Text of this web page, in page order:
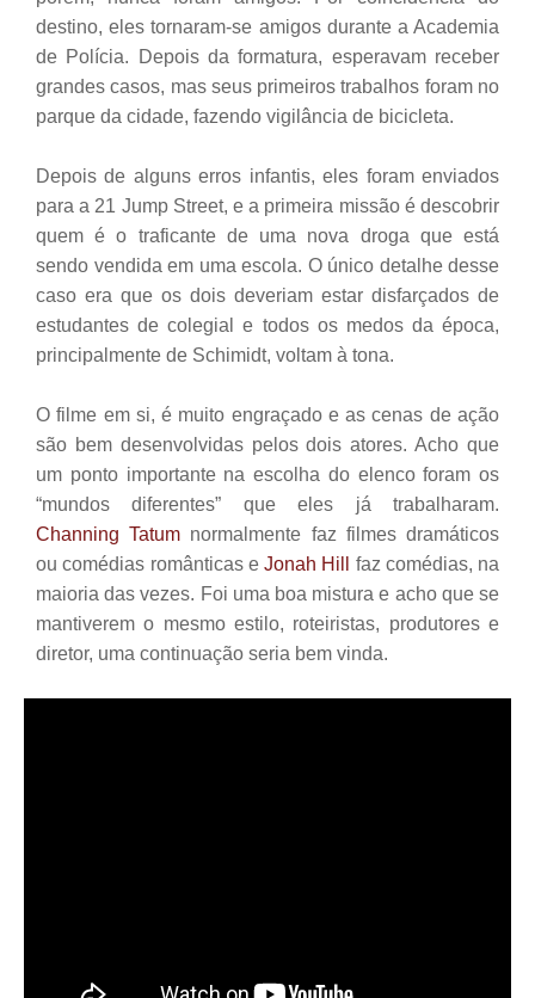
destino, eles tornaram-se amigos durante a Academia
de Polícia. Depois da formatura, esperavam receber
grandes casos, mas seus primeiros trabalhos foram no
parque da cidade, fazendo vigilância de bicicleta.
Depois de alguns erros infantis, eles foram enviados
para a 21 Jump Street, e a primeira missão é descobrir
quem é o traficante de uma nova droga que está
sendo vendida em uma escola. O único detalhe desse
caso era que os dois deveriam estar disfarçados de
estudantes de colegial e todos os medos da época,
principalmente de Schimidt, voltam à tona.
O filme em si, é muito engraçado e as cenas de ação
são bem desenvolvidas pelos dois atores. Acho que
um ponto importante na escolha do elenco foram os
“mundos diferentes” que eles já trabalharam.
Channing Tatum normalmente faz filmes dramáticos
ou comédias românticas e Jonah Hill
faz comédias, na
maioria das vezes. Foi uma boa mistura e acho que se
mantiverem o mesmo estilo, roteiristas, produtores e
diretor, uma continuação seria bem vinda.